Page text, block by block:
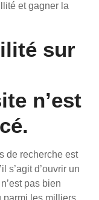
et gagner la
sur
n’est
de recherche est
s’agit d’ouvrir un
pas bien
parmi les milliers